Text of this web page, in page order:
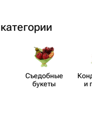
Съедобные
букеты
и